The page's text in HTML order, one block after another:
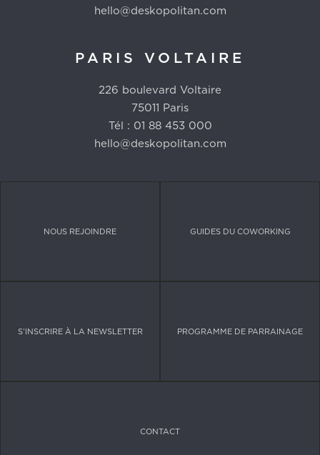
hello@deskopolitan.com
PARIS VOLTAIRE
226 boulevard Voltaire
75011 Paris
Tél : 01 88 453 000
hello@deskopolitan.com
NOUS REJOINDRE GUIDES DU COWORKING
S’INSCRIRE À LA NEWSLETTER PROGRAMME DE PARRAINAGE
CONTACT